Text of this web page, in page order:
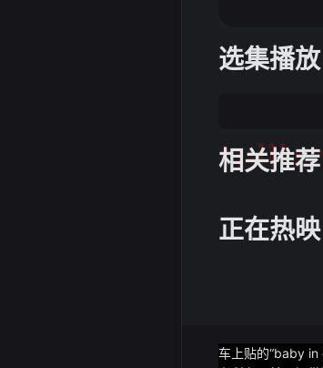
选集播放
相关推荐
正在热映
车上贴的“baby in